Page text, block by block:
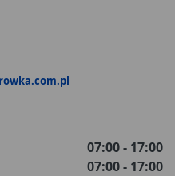
07:00 - 17:00
07:00 - 17:00